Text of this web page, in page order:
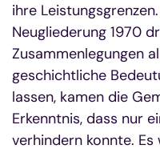
ihre
Neugliederung 1970
Zusammenlegungen
geschichtliche
lassen, kamen die
Erkenntnis, dass nur
verhindern konnte. Es